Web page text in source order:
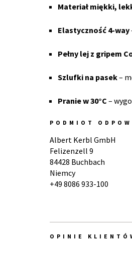
Materiał miękki,
Elastyczność 4-way
Pełny lej z gripem
Szlufki na pasek–
Pranie w 30°C –
PODMIOT
Albert Kerbl GmbH
Felizenzell 9
84428 Buchbach
Niemcy
+49 8086 933-100
OPINIE